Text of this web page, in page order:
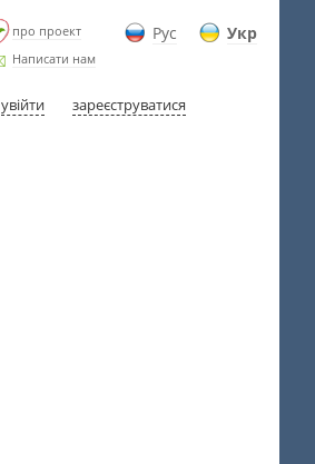
Рус Укр
про проект
Написати нам
увійти зареєструватися